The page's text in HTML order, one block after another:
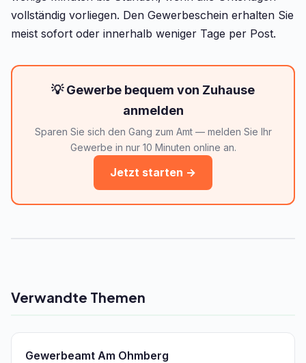
vollständig vorliegen. Den Gewerbeschein erhalten Sie
meist sofort oder innerhalb weniger Tage per Post.
💡 Gewerbe bequem von Zuhause
anmelden
Sparen Sie sich den Gang zum Amt — melden Sie Ihr
Gewerbe in nur 10 Minuten online an.
Jetzt starten →
Verwandte Themen
Gewerbeamt Am Ohmberg